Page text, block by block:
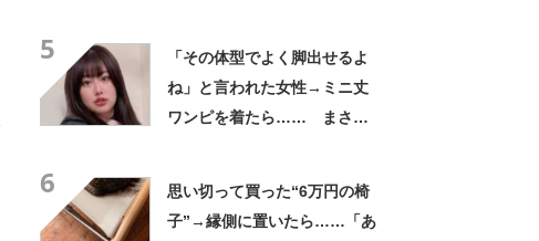
5
「その体型でよく脚出せるよ
ね」と言われた女性→ミニ丈
ワンピを着たら…… まさか
6
思い切って買った“6万円の椅
子”→縁側に置いたら……「あ